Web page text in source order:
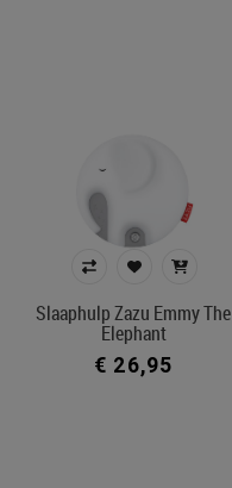
Slaaphulp Zazu Emmy The
Elephant
€ 26,95